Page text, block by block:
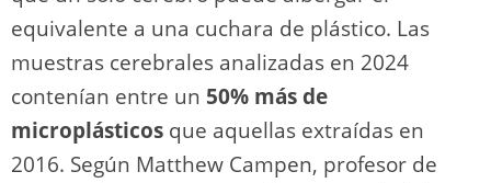
equivalente a una cuchara de plástico. Las
muestras cerebrales analizadas en 2024
contenían entre un 50% más de
microplásticos que aquellas extraídas en
2016. Según Matthew Campen, profesor de